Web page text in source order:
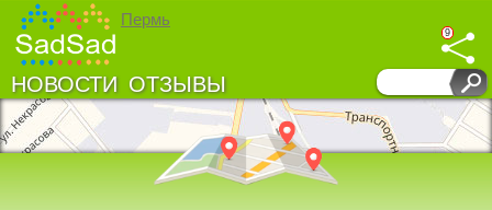
Пермь
9
НОВОСТИ ОТЗЫВЫ
Развернуть карту↓